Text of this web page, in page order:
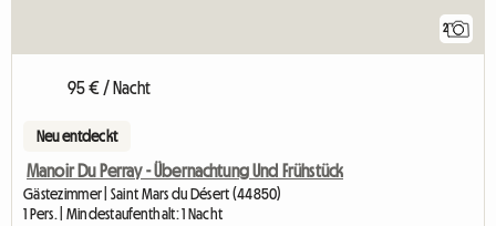
2
95 € / Nacht
Neu entdeckt
Manoir Du Perray - Übernachtung Und Frühstück
Gästezimmer | Saint Mars du Désert (44850)
1 Pers. | Mindestaufenthalt: 1 Nacht